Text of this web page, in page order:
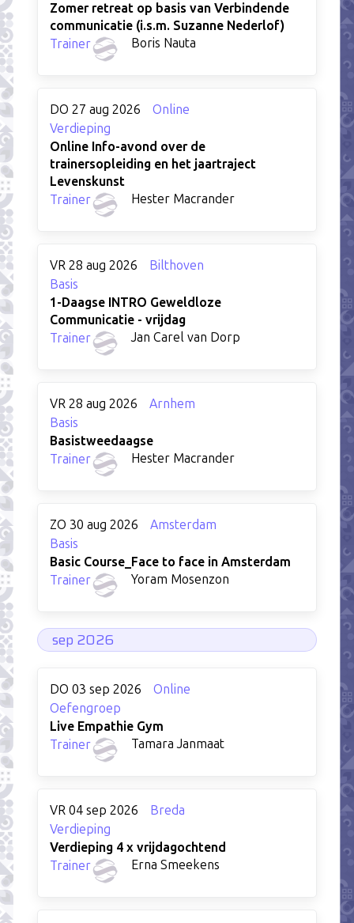
Zomer retreat op basis van Verbindende
communicatie (i.s.m. Suzanne Nederlof)
Trainer
Boris Nauta
DO 27 aug 2026
Online
Verdieping
Online Info-avond over de
trainersopleiding en het jaartraject
Levenskunst
Trainer
Hester Macrander
VR 28 aug 2026
Bilthoven
Basis
1-Daagse INTRO Geweldloze
Communicatie - vrijdag
Trainer
Jan Carel van Dorp
VR 28 aug 2026
Arnhem
Basis
Basistweedaagse
Trainer
Hester Macrander
ZO 30 aug 2026
Amsterdam
Basis
Basic Course_Face to face in Amsterdam
Trainer
Yoram Mosenzon
sep 2026
DO 03 sep 2026
Online
Oefengroep
Live Empathie Gym
Trainer
Tamara Janmaat
VR 04 sep 2026
Breda
Verdieping
Verdieping 4 x vrijdagochtend
Trainer
Erna Smeekens